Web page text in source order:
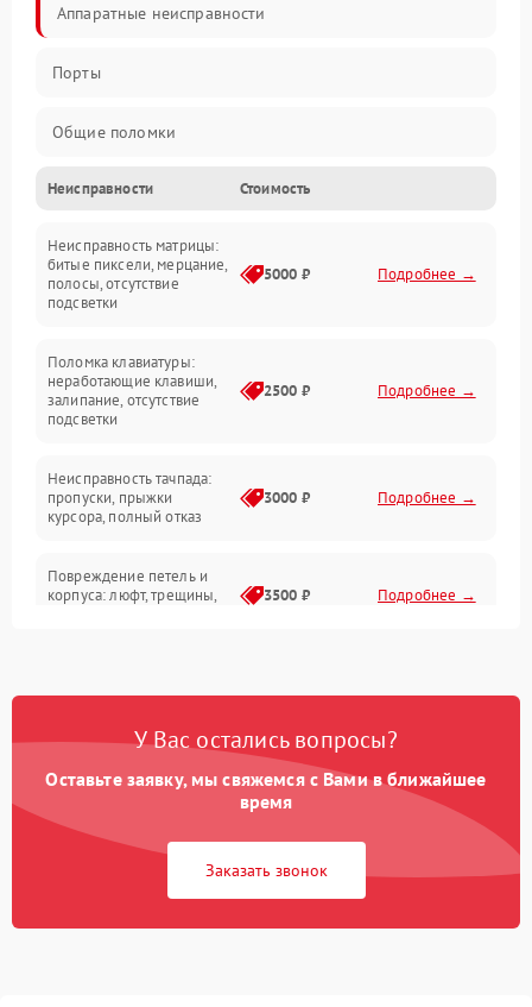
Аппаратные неисправности
Порты
Общие поломки
Устройства
Программные ошибки
Электрические и системные сбои
Интерфейсные проблемы
Батарея
Сеть и интернет
Неисправности Стоимость
Неисправность матрицы:
битые пиксели, мерцание,
полосы, отсутствие
подсветки
5000 ₽ Подробнее →
Поломка клавиатуры:
неработающие клавиши,
залипание, отсутствие
подсветки
2500 ₽ Подробнее →
Неисправность тачпада:
пропуски, прыжки
курсора, полный отказ
3000 ₽ Подробнее →
Повреждение петель и
корпуса: люфт, трещины,
3500 ₽ Подробнее →
быстрая разрядка,
2500 ₽ Подробнее →
Неисправность зарядного
питания
2000 ₽ Подробнее →
неисправности кулера
У Вас остались вопросы?
Оставьте заявку, мы свяжемся с Вами в ближайшее
время
Заказать звонок